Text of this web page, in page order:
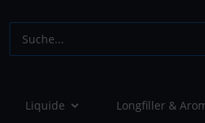
Liquide Longfiller &